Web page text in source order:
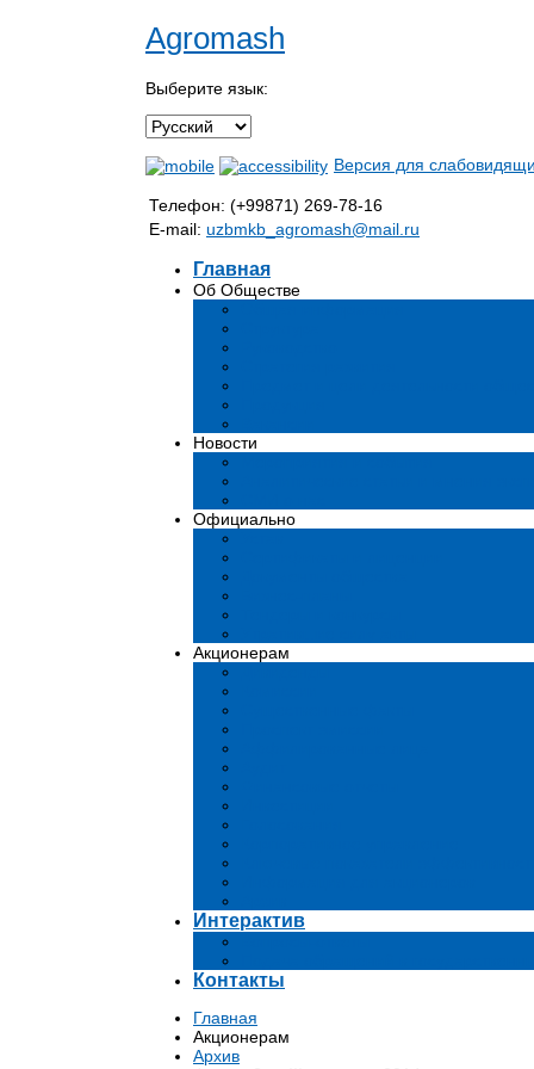
Agromash
Выберите язык:
Версия для
Телефон: (+99871) 269-78-16
E-mail: uzbmkb_agromash@mail.ru
Главная
Об Обществе
Новости
Официально
Акционерам
Интерактив
Контакты
Главная
Акционерам
Архив